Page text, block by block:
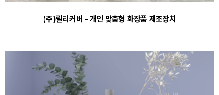
(주)릴리커버 - 개인 맞춤형 화장품 제조장치